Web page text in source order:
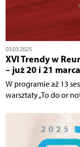
03.03.2025
XVI Trendy w
– już 20 i 21
W programie aż 13
warsztaty „To do or